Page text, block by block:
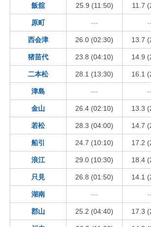
飯舘 25.9 (11:50) 11.7
原町 ---
西会津 26.0 (02:30) 13.7
猪苗代 23.8 (04:10) 14.9
二本松 28.1 (13:30) 16.1
津島 ---
金山 26.4 (02:10) 13.3
若松 28.3 (04:00) 14.7
船引 24.7 (10:10) 17.2
浪江 29.0 (10:30) 18.4
只見 26.8 (01:50) 14.1
湖南 ---
郡山 25.2 (04:40) 17.3